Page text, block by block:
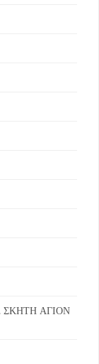
ΑΓΙΟΝ